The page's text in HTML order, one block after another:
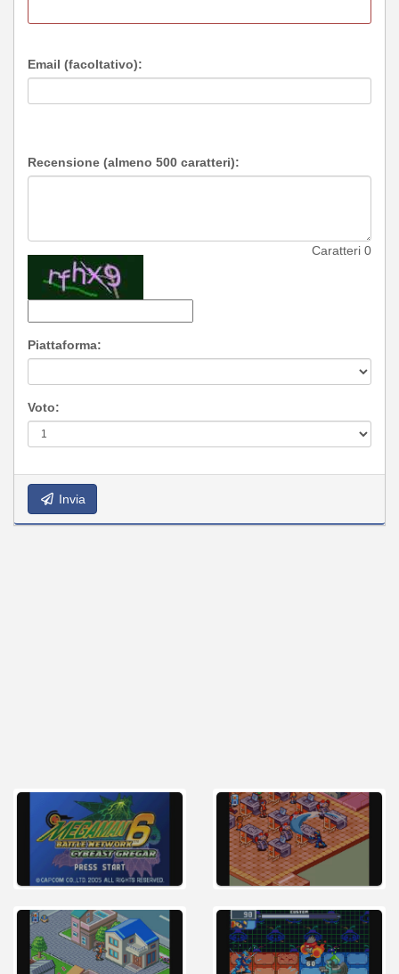
Email (facoltativo):
Recensione (almeno 500 caratteri):
Caratteri 0
Piattaforma:
Voto:
Invia